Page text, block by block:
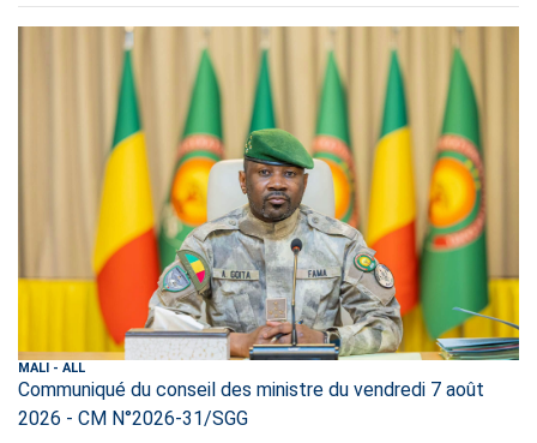
MALI - ALL
Communiqué du conseil des ministre du vendredi 7 août
2026 - CM N°2026-31/SGG